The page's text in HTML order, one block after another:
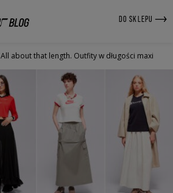
DO SKLEPU
All about that length. Outfity w długości maxi